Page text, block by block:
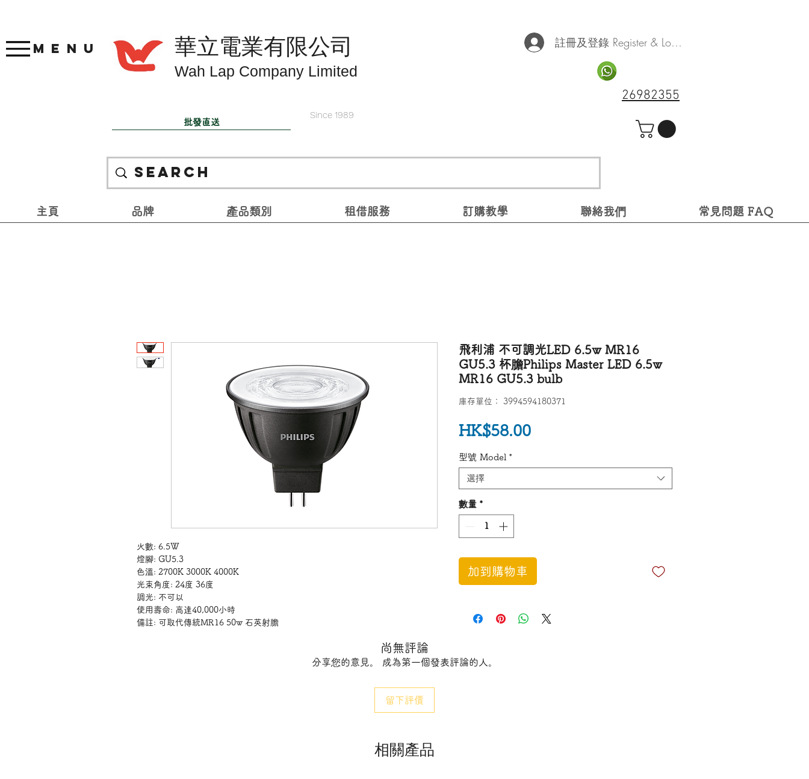
華立電業有限公司
Wah Lap Company Limited
Since 1989
批發直送
Menu 註冊及登錄 Register & Log In
26982355
主頁 品牌 產品類別 租借服務 訂購教學 聯絡我們 常見問題 FAQ
火數: 6.5W
燈腳: GU5.3
色溫: 2700K 3000K 4000K
光束角度: 24度 36度
調光: 不可以
使用壽命: 高達40,000小時
備註: 可取代傳統MR16 50w 石英射膽
飛利浦 不可調光LED 6.5w MR16
GU5.3 杯膽Philips Master LED 6.5w
MR16 GU5.3 bulb
庫存單位： 3994594180371
HK$58.00價格
型號 Model *
選擇
數量 *
加到購物車
尚無評論
分享您的意見。 成為第一個發表評論的人。
留下評價
相關產品